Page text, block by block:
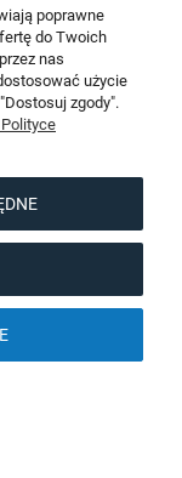
poprawne
do Twoich
nas
użycie
zgody".